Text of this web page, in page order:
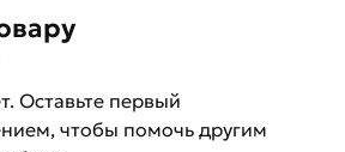
Оставьте первый
чтобы помочь другим